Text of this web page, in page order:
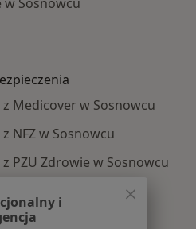
Medicover w Sosnowcu
NFZ w Sosnowcu
PZU Zdrowie w Sosnowcu
MED w Sosnowcu
POLMED w Sosnowcu
i